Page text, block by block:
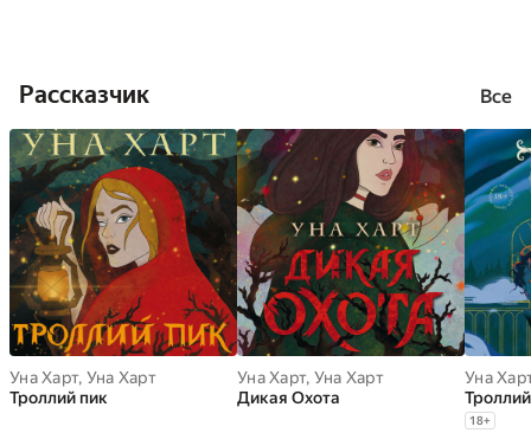
Рассказчик Все
Уна Харт, Уна Харт
Троллий пик
Уна Харт, Уна Харт
Дикая Охота
Уна
18+